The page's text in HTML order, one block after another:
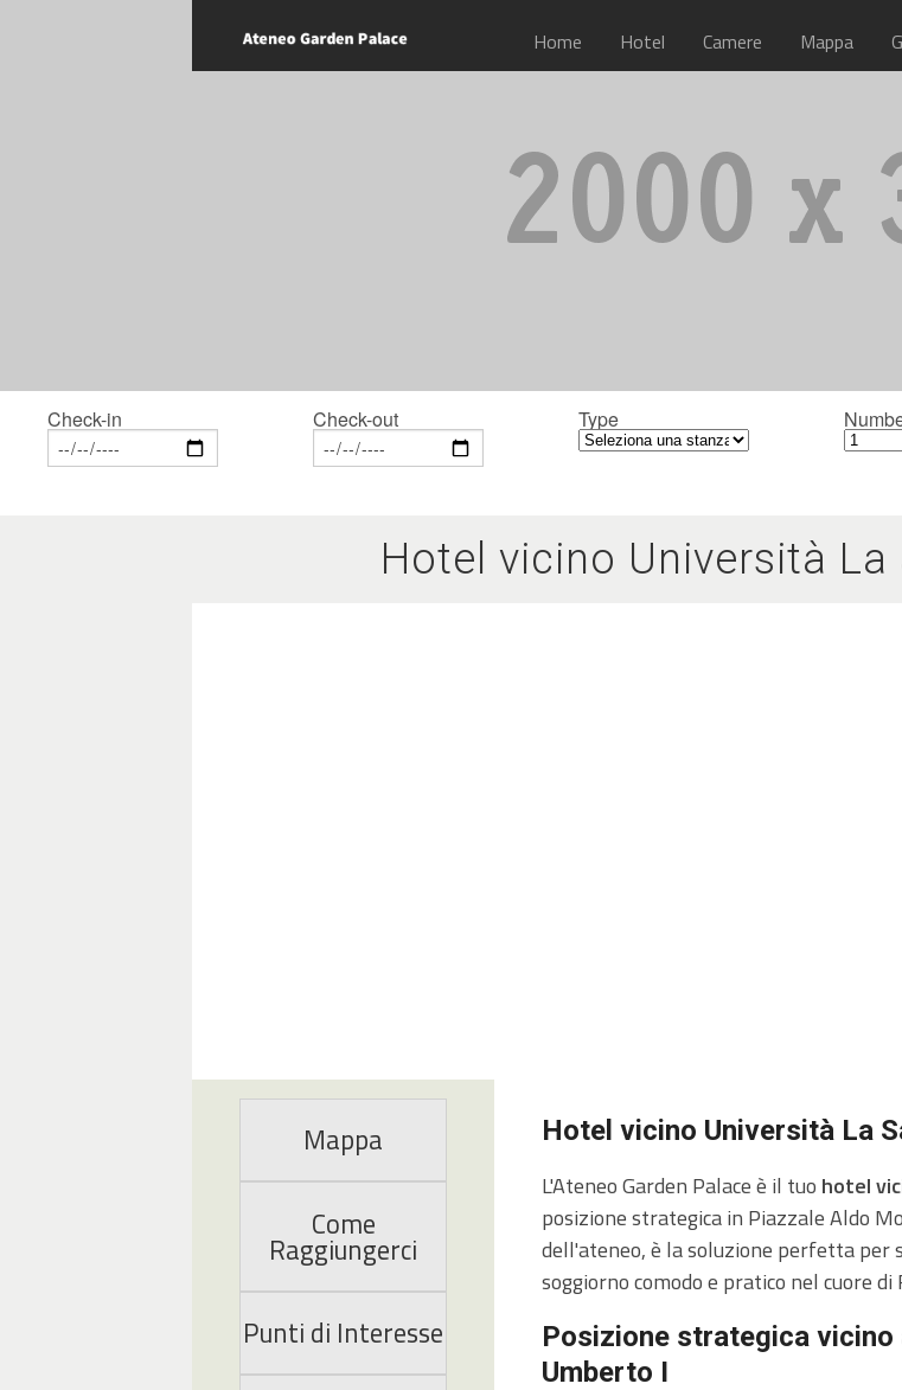
Home Hotel Camere Mappa
Check-in Check-out Type
Hotel vicino Università La
Mappa
Come
Raggiungerci
Punti di Interesse
Hotel vicino Università La
L'Ateneo Garden Palace è il tuo hotel
posizione strategica in Piazzale Aldo
dell'ateneo, è la soluzione perfetta per
soggiorno comodo e pratico nel cuore di
Posizione strategica
Umberto I